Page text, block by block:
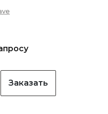
Заказать